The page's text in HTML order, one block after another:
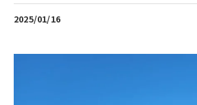
2025/01/16